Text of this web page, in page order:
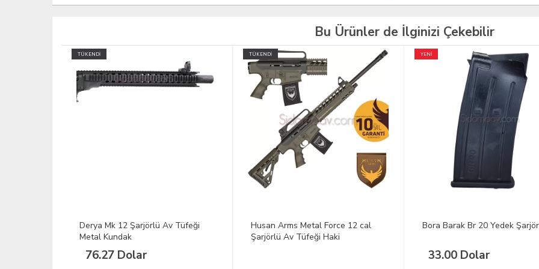
Bu Ürünler de İlginizi Çekebilir
TÜKENDİ
Husan Arms Metal Force 12 cal
Şarjörlü Av Tüfeği Haki
YENİ
Bora Barak Br 20 Yedek Şarjör 5Li
TÜKENDİ
Husan Arms Şarjörlü